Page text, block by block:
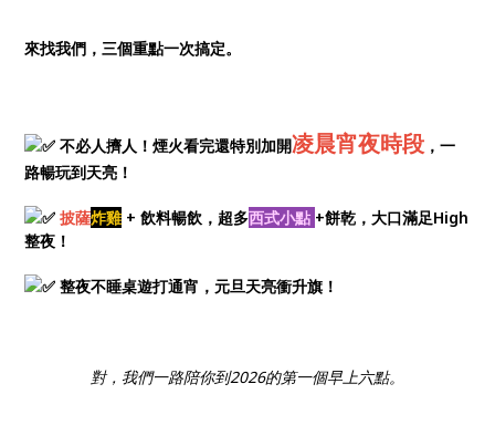
來找我們，三個重點一次搞定。
不必人擠人！煙火看完還特別加開凌晨宵夜時段 ，一
路暢玩到天亮！
披薩炸雞 + 飲料暢飲，超多西式小點 +餅乾，大口滿足High
整夜！
整夜不睡桌遊打通宵，元旦天亮衝升旗！
對，我們一路陪你到2026的第一個早上六點。